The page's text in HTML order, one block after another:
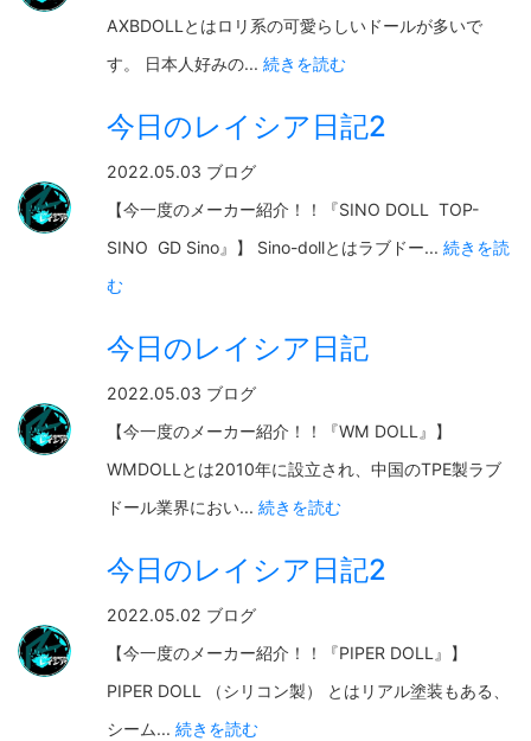
AXBDOLLとはロリ系の可愛らしいドールが多いで
す。 日本人好みの... 続きを読む
今日のレイシア日記2
2022.05.03 ブログ
【今一度のメーカー紹介！！『SINO DOLL TOP-
SINO GD Sino』】 Sino-dollとはラブドー... 続きを読
む
今日のレイシア日記
2022.05.03 ブログ
【今一度のメーカー紹介！！『WM DOLL』】
WMDOLLとは2010年に設立され、中国のTPE製ラブ
ドール業界におい... 続きを読む
今日のレイシア日記2
2022.05.02 ブログ
【今一度のメーカー紹介！！『PIPER DOLL』】
PIPER DOLL （シリコン製） とはリアル塗装もある、
シーム... 続きを読む